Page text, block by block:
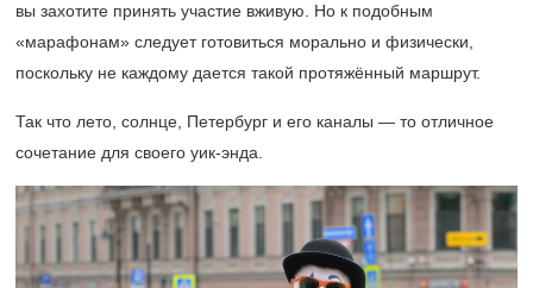
вы захотите принять участие вживую. Но к подобным
«марафонам» следует готовиться морально и физически,
поскольку не каждому дается такой протяжённый маршрут.
Так что лето, солнце, Петербург и его каналы — то отличное
сочетание для своего уик-энда.